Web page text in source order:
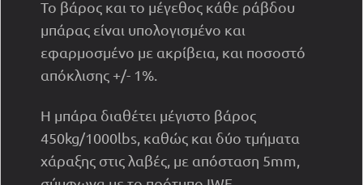
Το βάρος και το μέγεθος κάθε ράβδου
μπάρας είναι υπολογισμένο και
εφαρμοσμένο με ακρίβεια, και ποσοστό
απόκλισης +/- 1%.
Η μπάρα διαθέτει μέγιστο βάρος
450kg/1000lbs, καθώς και δύο τμήματα
χάραξης στις λαβές, με απόσταση 5mm,